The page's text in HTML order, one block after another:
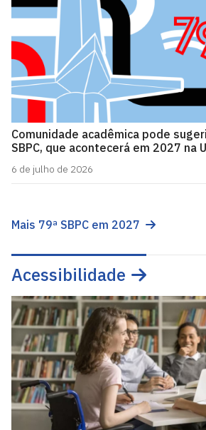
Comunidade acadêmica pode
SBPC, que acontecerá em 2027 na
6 de julho de 2026
Mais 79ª SBPC em 2027
Acessibilidade